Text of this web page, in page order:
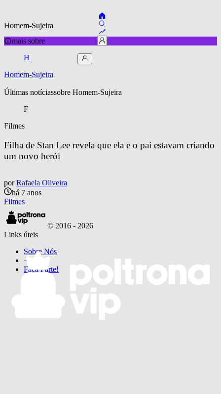
Homem-Sujeira
mais sobre
H
Homem-Sujeira
Últimas notíciassobre Homem-Sujeira
F
Filmes
Filha de Stan Lee revela que ela e o pai estavam criando
um novo herói
por Rafaela Oliveira
há 7 anos
Filmes
© 2016 - 2026
Links úteis
Sobre Nós
·
Faça Parte!